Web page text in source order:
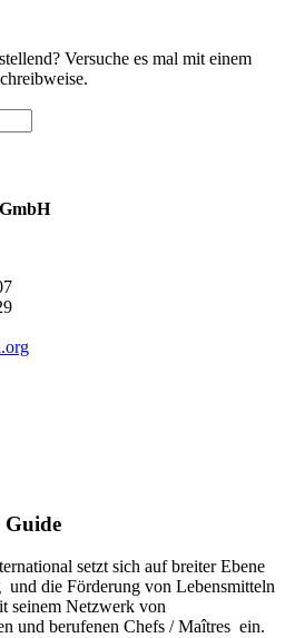
Versuche es mal mit einem
Guide
setzt sich auf breiter Ebene
die Förderung von Lebensmitteln
seinem Netzwerk von
und berufenen Chefs / Maîtres ein.